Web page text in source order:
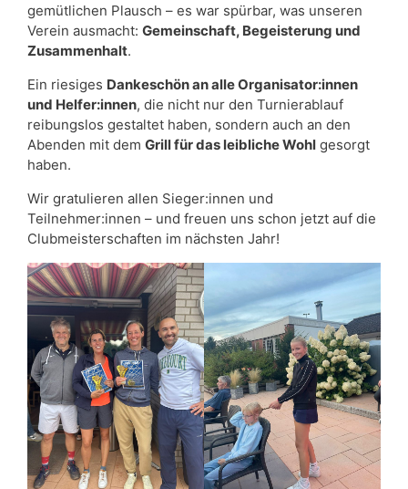
gemütlichen Plausch – es war spürbar, was unseren
Verein ausmacht: Gemeinschaft, Begeisterung und
Zusammenhalt.
Ein riesiges Dankeschön an alle Organisator:innen
und Helfer:innen, die nicht nur den Turnierablauf
reibungslos gestaltet haben, sondern auch an den
Abenden mit dem Grill für das leibliche Wohl gesorgt
haben.
Wir gratulieren allen Sieger:innen und
Teilnehmer:innen – und freuen uns schon jetzt auf die
Clubmeisterschaften im nächsten Jahr!